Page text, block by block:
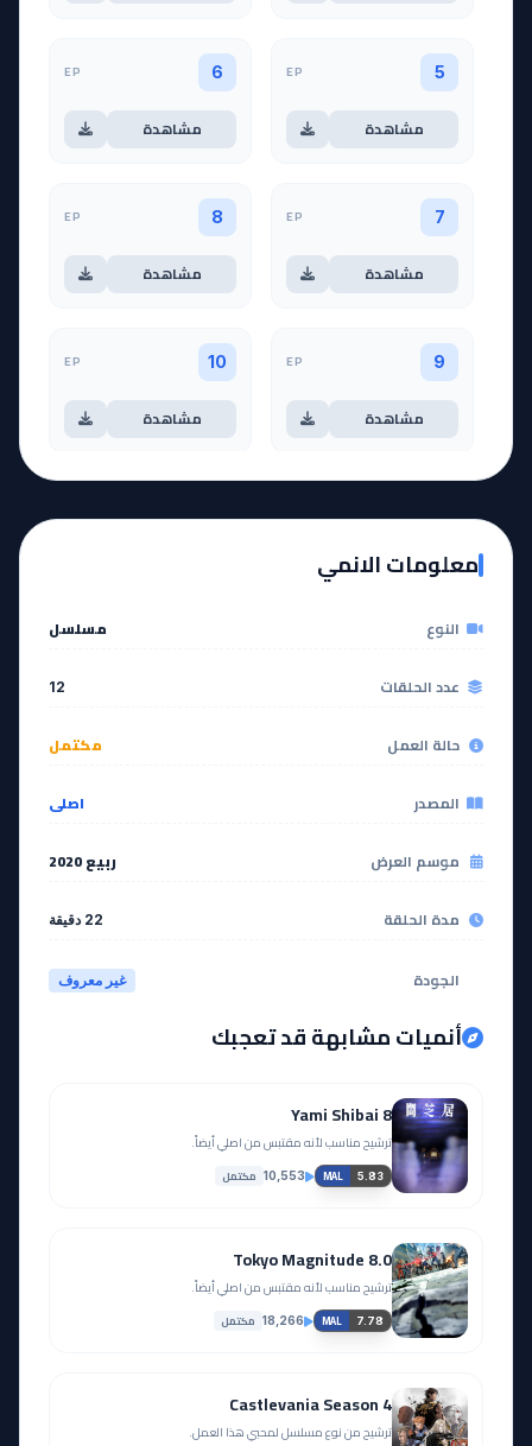
5
EP
مشاهدة
6
EP
مشاهدة
7
EP
مشاهدة
8
EP
مشاهدة
9
EP
مشاهدة
10
EP
مشاهدة
مشاهدة
آخر حلقة 🔥
12
EP
معلومات الانمي
النوع مسلسل
عدد الحلقات 12
حالة العمل مكتمل
المصدر اصلي
موسم العرض ربيع 2020
مدة الحلقة 22 دقيقة
الجودة غير معروف
أنميات مشابهة قد تعجبك
Yami Shibai 8
ترشيح مناسب لأنه مقتبس من اصلي أيضاً.
MAL 5.83
10,553 مكتمل
Tokyo Magnitude 8.0
ترشيح مناسب لأنه مقتبس من اصلي أيضاً.
MAL 7.78
18,266 مكتمل
Castlevania Season 4
ترشيح من نوع مسلسل لمحبي هذا العمل.